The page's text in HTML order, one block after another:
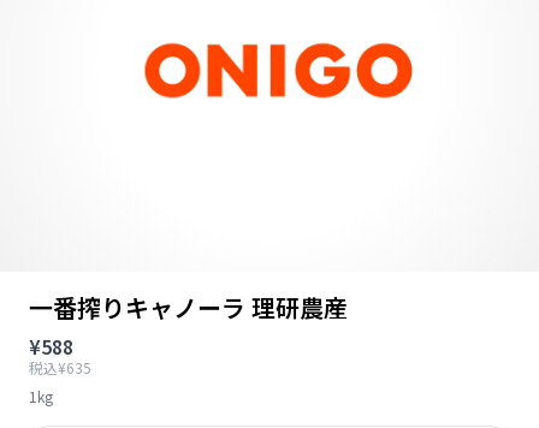
一番搾りキャノーラ 理研農産
¥588
税込¥635
1kg